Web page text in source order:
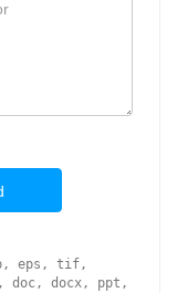
eps, tif,
docx, ppt,